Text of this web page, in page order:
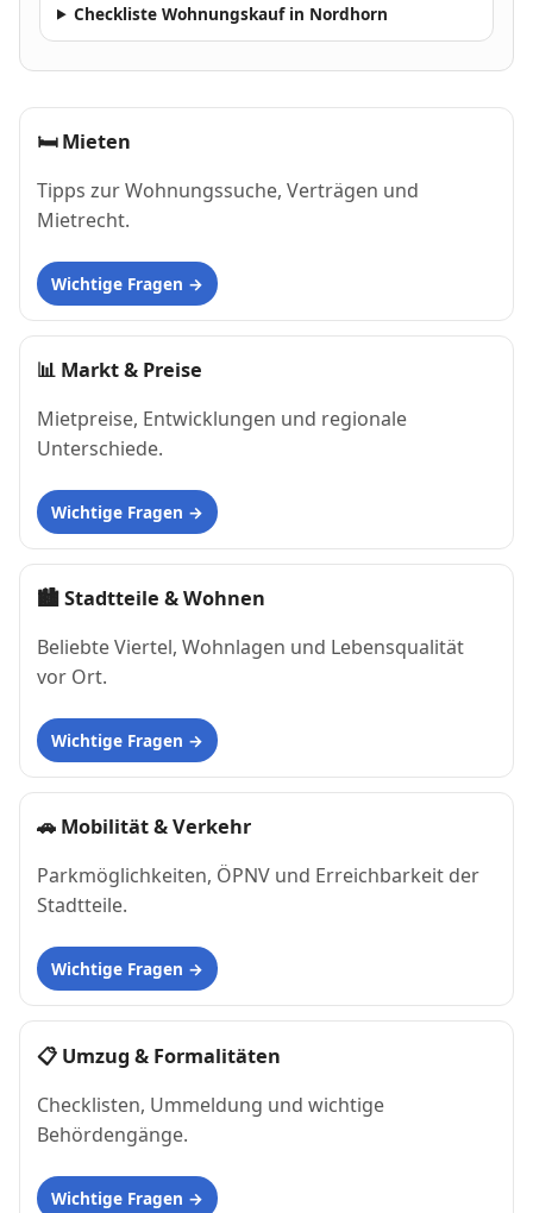
Checkliste Wohnungskauf in Nordhorn
🛏Mieten
Tipps zur Wohnungssuche, Verträgen und
Mietrecht.
Wichtige Fragen
📊 Markt & Preise
Mietpreise, Entwicklungen und regionale
Unterschiede.
Wichtige Fragen
🏙Stadtteile & Wohnen
Beliebte Viertel, Wohnlagen und Lebensqualität
vor Ort.
Wichtige Fragen
🚗 Mobilität & Verkehr
Parkmöglichkeiten, ÖPNV und Erreichbarkeit der
Stadtteile.
Wichtige Fragen
📋 Umzug & Formalitäten
Checklisten, Ummeldung und wichtige
Behördengänge.
Wichtige Fragen